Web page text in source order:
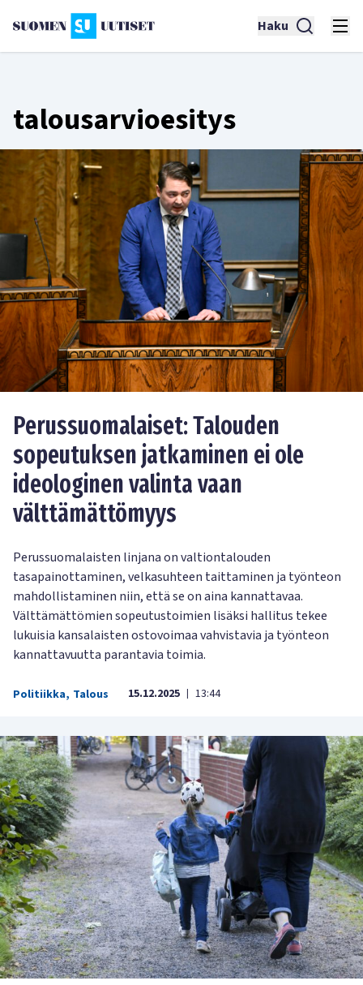
Haku
talousarvioesitys
Perussuomalaiset: Talouden
sopeutuksen jatkaminen ei ole
ideologinen valinta vaan
välttämättömyys
Perussuomalaisten linjana on valtiontalouden
tasapainottaminen, velkasuhteen taittaminen ja työnteon
mahdollistaminen niin, että se on aina kannattavaa.
Välttämättömien sopeutustoimien lisäksi hallitus tekee
lukuisia kansalaisten ostovoimaa vahvistavia ja työnteon
kannattavuutta parantavia toimia.
Politiikka, Talous 15.12.2025 | 13:44